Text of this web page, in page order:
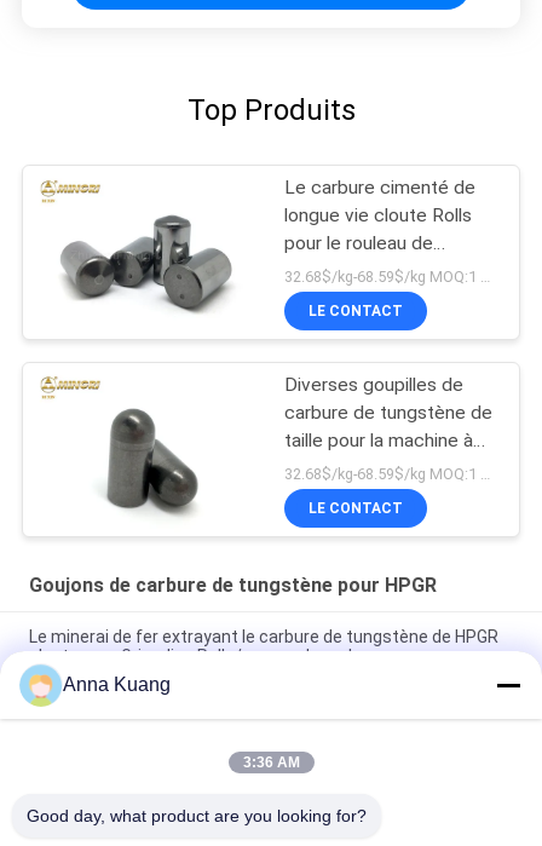
Top Produits
Le carbure cimenté de
longue vie cloute Rolls
pour le rouleau de
meulage à haute
pression
32.68$/kg-68.59$/kg MOQ:1 KG
LE CONTACT
Diverses goupilles de
carbure de tungstène de
taille pour la machine à
haute pression de
rouleau de meulage
LE CONTACT
Goujons de carbure de tungstène pour HPGR
Le minerai de fer extrayant le carbure de tungstène de HPGR
cloute pour Gringding Rolls/presse de rouleau
HPGR B40 a cimenté le carbure de tungstène cloute des
goupilles pour écraser le minerai de fer
Goujons de meulage de carbure de tungstène de pièces
Anna Kuang
3:36 AM
Good day, what product are you looking for?